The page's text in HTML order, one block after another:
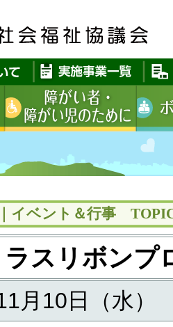
イベント＆行事
スリボンプ
月10日（水）